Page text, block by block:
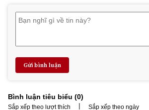
Gửi bình luận
Bình luận tiêu biểu (0)
Sắp xếp theo lượt thích | Sắp xếp theo ngày